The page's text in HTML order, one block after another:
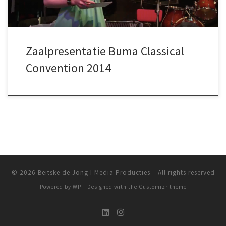
Zaalpresentatie Buma Classical
Convention 2014
© 2026 Beitske de Jong I Media Producties – All rights reserved
Powered by WP – Designed with the Customizr theme